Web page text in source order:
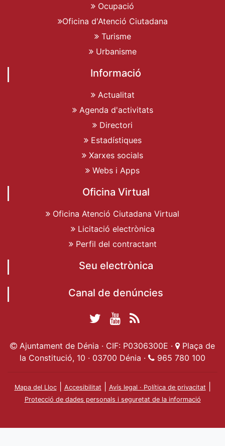
Ocupació
Oficina d'Atenció Ciutadana
Turisme
Urbanisme
Informació
Actualitat
Agenda d'activitats
Directori
Estadístiques
Xarxes socials
Webs i Apps
Oficina Virtual
Oficina Atenció Ciutadana Virtual
Licitació electrònica
Perfil del contractant
Seu electrònica
Canal de denúncies
de Dénia
Twitter Ajuntament
de Dénia
Ajuntament de
Dénia
Actualitat
Ajuntament
Ajuntament de Dénia · CIF: P0306300E ·
Plaça de
la Constitució, 10 · 03700 Dénia ·
965 780 100
Mapa del Lloc| Accesibilitat Avís legal · Política de privacitat
Protecció de dades personals i seguretat de la informació